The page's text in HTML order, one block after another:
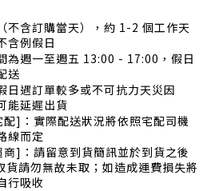
不含訂購當天），約 1-2 個工作天
含例假日
為週一至週五 13:00 - 17:00，假日
送
日遇訂單較多或不可抗力天災因
能延遲出貨
]：實際配送狀況將依照宅配司機
線而定
]：請留意到貨簡訊並於到貨之後
貨請勿無故未取；如造成運費損失將
行吸收